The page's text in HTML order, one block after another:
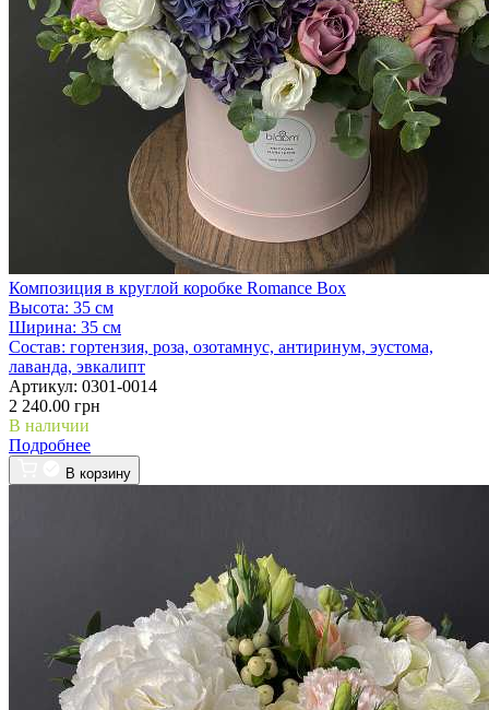
Композиция в круглой коробке Romance Box
Высота: 35 см
Ширина: 35 см
Состав: гортензия, роза, озотамнус, антиринум, эустома,
лаванда, эвкалипт
Артикул: 0301-0014
2 240.00 грн
В наличии
Подробнее
В корзину